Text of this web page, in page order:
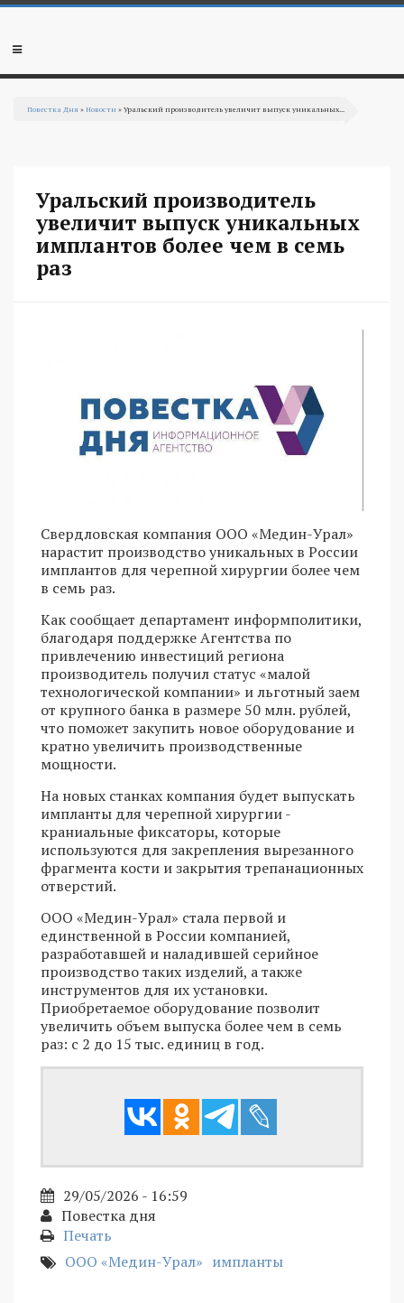
Перейти к основному содержанию
Мобильное
Повестка Дня »Новости » Уральский производитель увеличит выпуск уникальных...
Уральский производитель
увеличит выпуск уникальных
имплантов более чем в семь
раз
Свердловская компания ООО «Медин-Урал»
нарастит производство уникальных в России
имплантов для черепной хирургии более чем
в семь раз.
Как сообщает департамент информполитики,
благодаря поддержке Агентства по
привлечению инвестиций региона
производитель получил статус «малой
технологической компании» и льготный заем
от крупного банка в размере 50 млн. рублей,
что поможет закупить новое оборудование и
кратно увеличить производственные
мощности.
На новых станках компания будет выпускать
импланты для черепной хирургии -
краниальные фиксаторы, которые
используются для закрепления вырезанного
фрагмента кости и закрытия трепанационных
отверстий.
ООО «Медин-Урал» стала первой и
единственной в России компанией,
разработавшей и наладившей серийное
производство таких изделий, а также
инструментов для их установки.
Приобретаемое оборудование позволит
увеличить объем выпуска более чем в семь
раз: с 2 до 15 тыс. единиц в год.
29/05/2026 - 16:59
Повестка дня
Печать
ООО «Медин-Урал» импланты